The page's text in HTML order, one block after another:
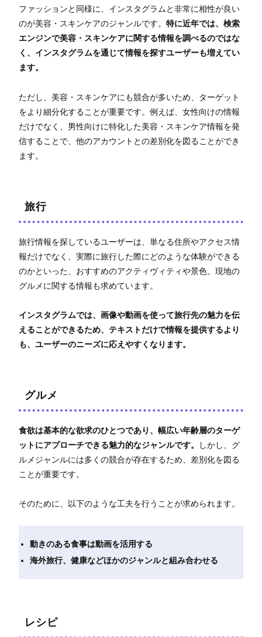
ファッションと同様に、インスタグラムと非常に相性が良い
のが美容・スキンケアのジャンルです。 特に近年では、検索
エンジンで美容・スキンケアに関する情報を調べるのではな
く、インスタグラムを通じて情報を探すユーザーも増えてい
ます。
ただし、美容・スキンケアにも競合が多いため、ターゲット
をより細分化することが重要です。例えば、女性向けの情報
だけでなく、男性向けに特化した美容・スキンケア情報を発
信することで、他のアカウントとの差別化を図ることができ
ます。
旅行
旅行情報を探しているユーザーは、単なる住所やアクセス情
報だけでなく、実際に旅行した際にどのような体験ができる
のかといった、おすすめのアクティヴィティや景色、現地の
グルメに関する情報も求めています。
インスタグラムでは、画像や動画を使って旅行先の魅力を伝
えることができるため、テキストだけで情報を提供するより
も、ユーザーのニーズに応えやすくなります。
グルメ
食欲は基本的な欲求のひとつであり、幅広い年齢層のターゲ
ットにアプローチできる魅力的なジャンルです。
しかし、グ
ルメジャンルには多くの競合が存在するため、差別化を図る
ことが重要です。
そのために、以下のような工夫を行うことが求められます。
動きのある食事は動画を活用する
海外旅行、健康などほかのジャンルと組み合わせる
レシピ